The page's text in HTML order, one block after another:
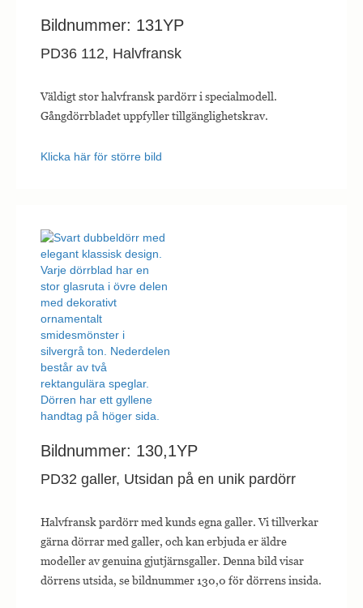
Bildnummer: 131YP
PD36 112, Halvfransk
Väldigt stor halvfransk pardörr i specialmodell.
Gångdörrbladet uppfyller tillgänglighetskrav.
Klicka här för större bild
Bildnummer: 130,1YP
PD32 galler, Utsidan på en unik pardörr
Halvfransk pardörr med kunds egna galler. Vi tillverkar
gärna dörrar med galler, och kan erbjuda er äldre
modeller av genuina gjutjärnsgaller. Denna bild visar
dörrens utsida, se bildnummer 130,0 för dörrens insida.